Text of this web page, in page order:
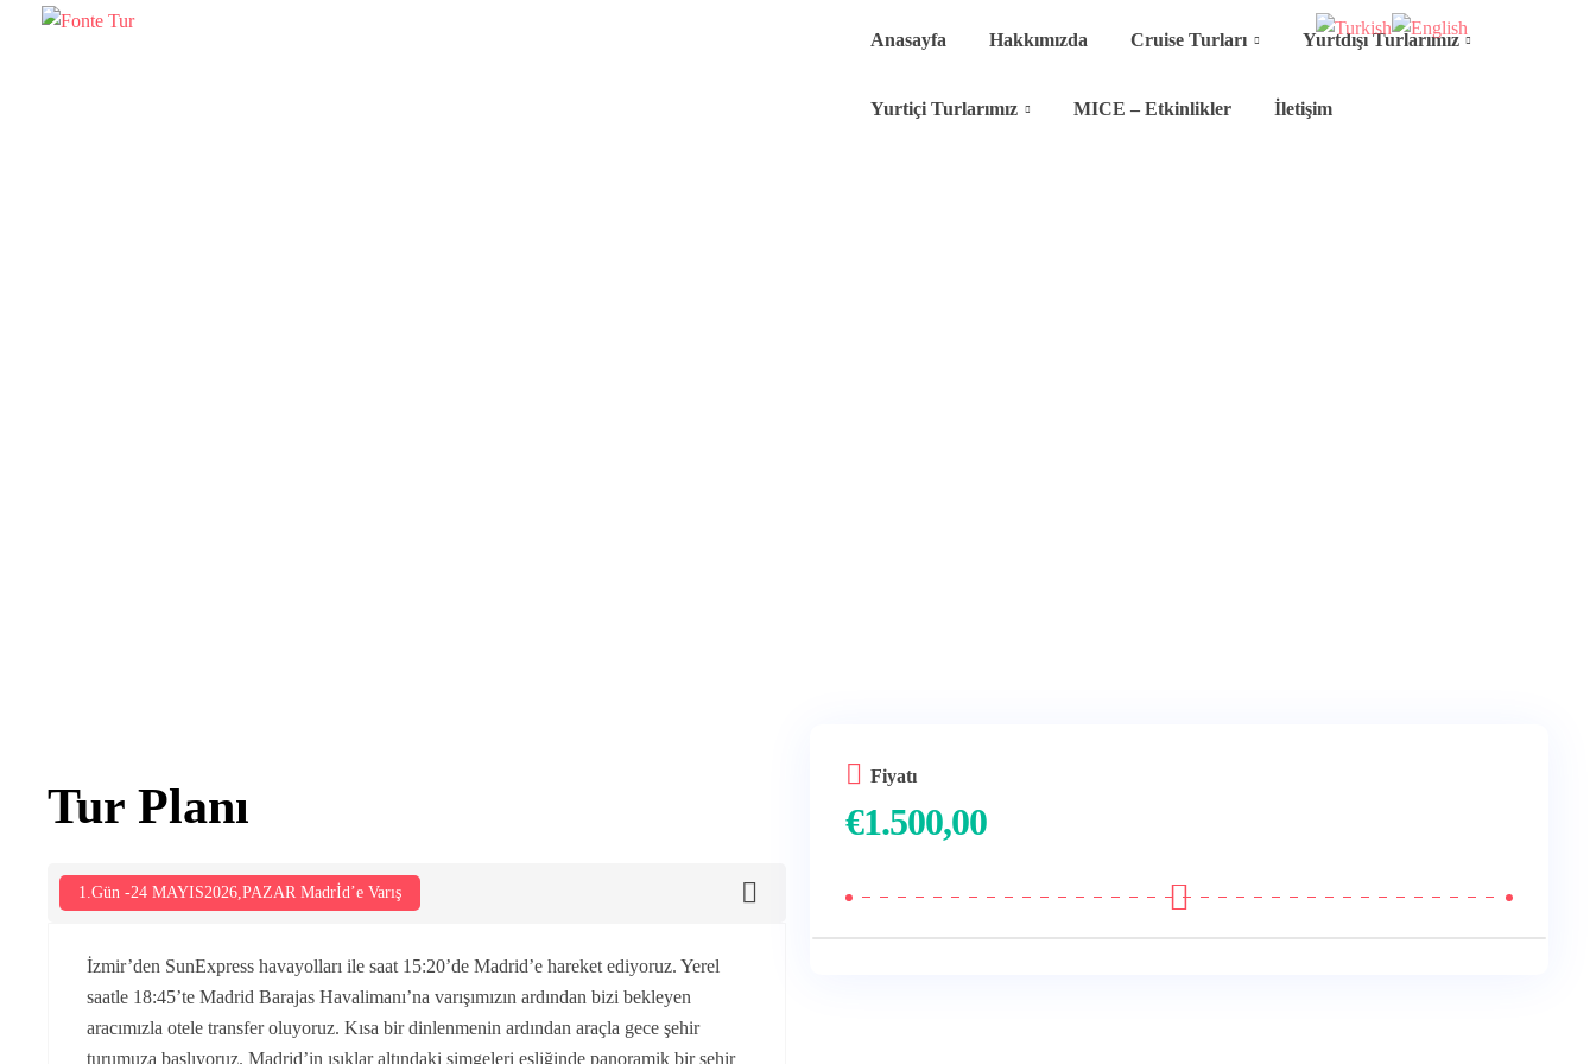
Anasayfa Hakkımızda Cruise Turları Yurtdışı Turlarımız
Yurtiçi Turlarımız MICE – Etkinlikler İletişim
Tur Planı
1.Gün -24 MAYIS2026,PAZAR Madrİd’e Varış
İzmir’den SunExpress havayolları ile saat 15:20’de Madrid’e hareket ediyoruz. Yerel
saatle 18:45’te Madrid Barajas Havalimanı’na varışımızın ardından bizi bekleyen
aracımızla otele transfer oluyoruz. Kısa bir dinlenmenin ardından araçla gece şehir
turumuza başlıyoruz. Madrid’in ışıklar altındaki simgeleri eşliğinde panoramik bir şehir
Fiyatı
€1.500,00